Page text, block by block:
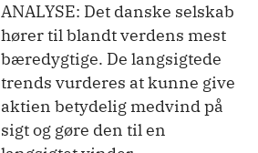
ANALYSE: Det danske selskab
hører til blandt verdens mest
bæredygtige. De langsigtede
trends vurderes at kunne give
aktien betydelig medvind på
sigt og gøre den til en